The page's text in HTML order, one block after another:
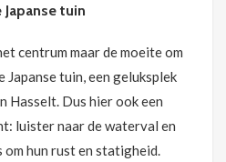
tuin
centrum maar de moeite om
Japanse tuin, een geluksplek
Hasselt. Dus hier ook een
luister naar de waterval en
hun rust en statigheid.